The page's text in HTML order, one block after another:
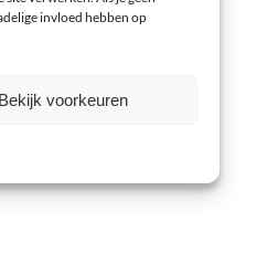
invloed hebben op
Bekijk voorkeuren